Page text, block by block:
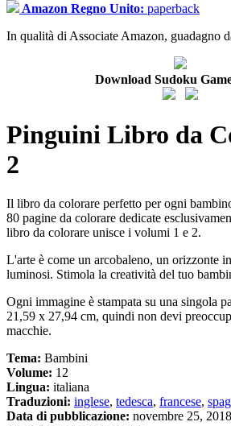
Amazon Regno Unito: paperback
In qualità di Associate Amazon, guadagno
Download Sudoku
Pinguini Libro da
2
Il libro da colorare perfetto per ogni
80 pagine da colorare dedicate
libro da colorare unisce i volumi 1 e 2.
L'arte è come un arcobaleno, un orizzonte
luminosi. Stimola la creatività del tuo
Ogni immagine è stampata su una singola
21,59 x 27,94 cm, quindi non devi
macchie.
Tema: Bambini
Volume: 12
Lingua: italiana
Traduzioni: inglese, tedesca, francese,
Data di pubblicazione: novembre 25, 2018